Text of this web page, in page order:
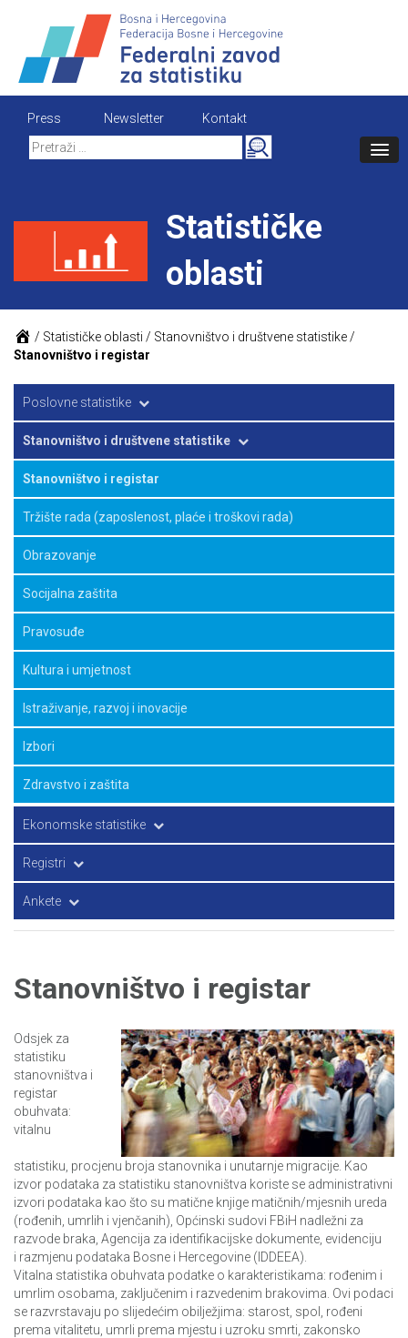
content
Press Newsletter
Kontakt
Search
for:
Statističke
oblasti
/ Statističke oblasti / Stanovništvo i društvene statistike/
Stanovništvo i registar
Poslovne statistike
Poljoprivreda i ribarstvo
Šumarstvo i lovstvo
Statistika okoliša
Strukturne poslovne statistike
Industrija
Građevinarstvo
Energetika
Trgovina i ostale usluge
Robni promet FBiH sa inozemstvom
Turizam
Transport i komunikacije
Stanovništvo i društvene statistike
Stanovništvo i registar
Tržište rada (zaposlenost, plaće i troškovi rada)
Obrazovanje
Socijalna zaštita
Pravosuđe
Kultura i umjetnost
Istraživanje, razvoj i inovacije
Izbori
Zdravstvo i zaštita
Ekonomske statistike
Nacionalni računi – bruto domaći proizvod
Investicije
Registri
Poslovni registri
Ankete
Anketa o potrošnji domaćinstava/kućanstava (APD)
Anketa o radnoj snazi
Anketa o potrošnji energije u domaćinstvima/kućanstvima
Mjerenje životnog standarda u BiH (LSMS)
Upotreba informaciono-komunikaciskih tehnologija u
preduzećima
Upotreba informaciono-komunikaciskih tehnologija u
preduzećima,2016
Živjeti u BiH
Anketa o privatnim i poslovnim putovanjima
Stanovništvo i registar
Odsjek za
statistiku
stanovništva i
registar
obuhvata:
vitalnu
statistiku, procjenu broja stanovnika i unutarnje migracije. Kao
izvor podataka za statistiku stanovništva koriste se administrativni
izvori podataka kao što su matične knjige matičnih/mjesnih ureda
(rođenih, umrlih i vjenčanih), Općinski sudovi FBiH nadležni za
razvode braka, Agencija za identifikacijske dokumente, evidenciju
i razmjenu podataka Bosne i Hercegovine (IDDEEA).
Vitalna statistika obuhvata podatke o karakteristikama: rođenim i
umrlim osobama, zaključenim i razvedenim brakovima. Ovi podaci
se razvrstavaju po slijedećim obilježjima: starost, spol, rođeni
prema vitalitetu, umrli prema mjestu i uzroku smrti, zakonsko